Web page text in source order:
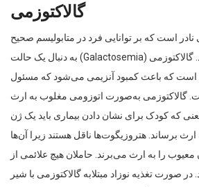
گالاکتوزمی
نادر است که بر توانایی فرد در متابولیسم صحیح
گالاکتوز قند تأثیر می‌گذارد. گالاکتوزمی (Galactosemia) به دنبال یک حالت
است که باعث کمبود آنزیمی می‌شود که مسئول
گالاکتوزمی به‌صورت اتوزومی مغلوب به ارث
که کودک برای نشان دادن بیماری باید یک ژن
برساند. هتروزیگوت‌ها ناقل هستند زیرا آن‌ها
را به ارث می‌برند. حاملان هیچ علائمی از
صورت تغذیه نوزاد مبتلابه گالاکتوزمی با شیر